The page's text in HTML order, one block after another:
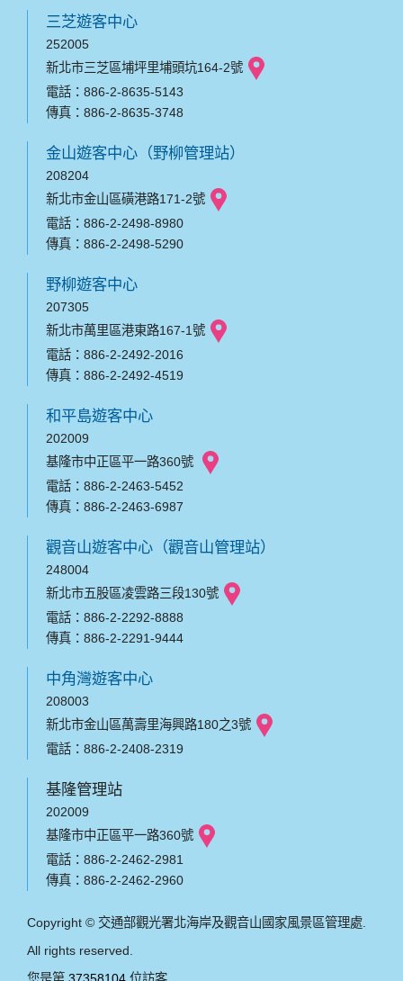
三芝遊客中心
252005
新北市三芝區埔坪里埔頭坑164-2號
電話：886-2-8635-5143
傳真：886-2-8635-3748
金山遊客中心（野柳管理站）
208204
新北市金山區磺港路171-2號
電話：886-2-2498-8980
傳真：886-2-2498-5290
野柳遊客中心
207305
新北市萬里區港東路167-1號
電話：886-2-2492-2016
傳真：886-2-2492-4519
和平島遊客中心
202009
基隆市中正區平一路360號
電話：886-2-2463-5452
傳真：886-2-2463-6987
觀音山遊客中心（觀音山管理站）
248004
新北市五股區凌雲路三段130號
電話：886-2-2292-8888
傳真：886-2-2291-9444
中角灣遊客中心
208003
新北市金山區萬壽里海興路180之3號
電話：886-2-2408-2319
基隆管理站
202009
基隆市中正區平一路360號
電話：886-2-2462-2981
傳真：886-2-2462-2960
Copyright © 交通部觀光署北海岸及觀音山國家風景區管理處.
All rights reserved.